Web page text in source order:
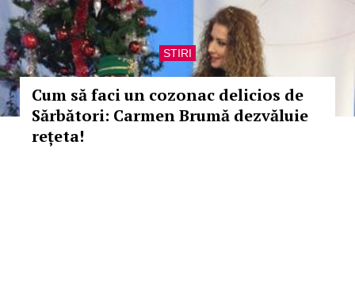
STIRI
Cum să faci un cozonac delicios de
Sărbători: Carmen Brumă dezvăluie
rețeta!